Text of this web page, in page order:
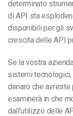
determinato
di API sta
disponibili per gli
crescita delle API
Se la vostra
sistemi
denaro che
esaminerà in che
dall’utilizzo delle